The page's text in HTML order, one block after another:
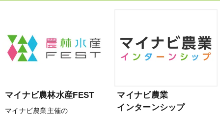
マイナビ農林水産FEST
マイナビ農業主催の
マイナビ農業
インターンシップ